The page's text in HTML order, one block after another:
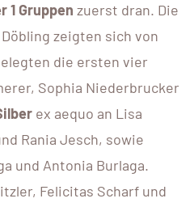
1 Gruppen zuerst dran. Die
zeigten sich von
die ersten vier
Sophia Niederbrucker
ex aequo an Lisa
Rania Jesch, sowie
und Antonia Burlaga.
Felicitas Scharf und